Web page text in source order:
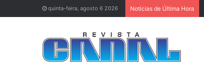
quinta-feira, agosto 6 2026 Notícias de Última Hora